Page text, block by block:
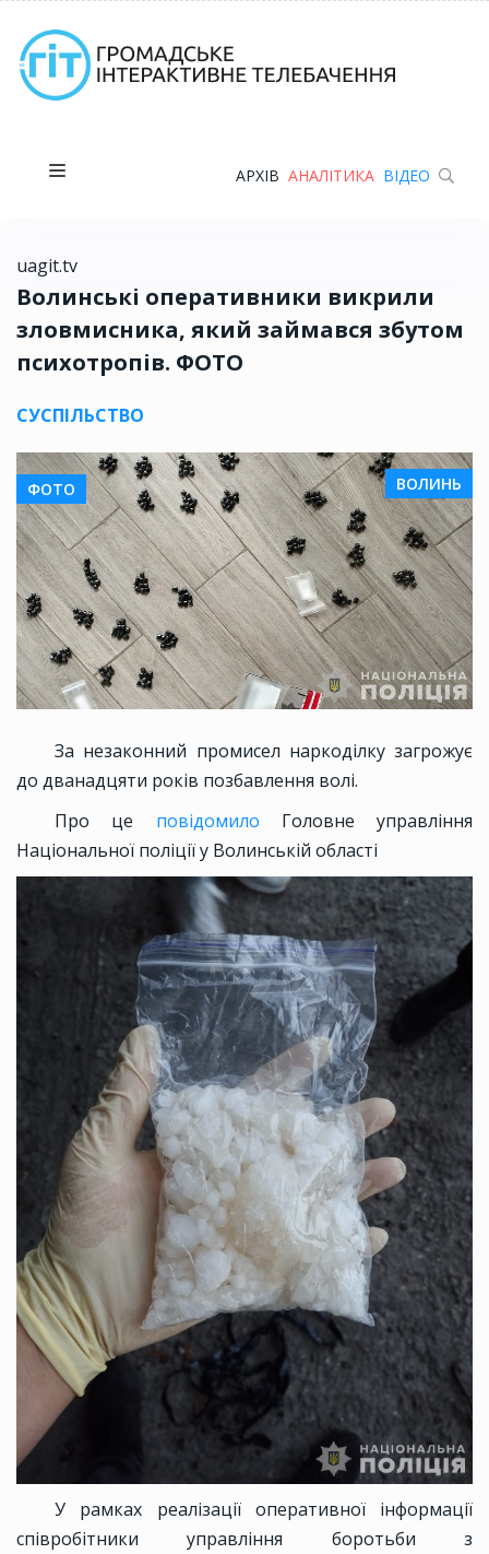
АРХІВ АНАЛІТИКА ВІДЕО
uagit.tv
Волинські оперативники викрили
зловмисника, який займався збутом
психотропів. ФОТО
СУСПІЛЬСТВО
ФОТО ВОЛИНЬ
За незаконний промисел наркоділку загрожує
до дванадцяти років позбавлення волі.
Про це повідомило Головне управління
Національної поліції у Волинській області
У рамках реалізації оперативної інформації
співробітники управління боротьби з